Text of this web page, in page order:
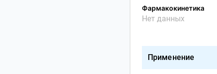
Фармакокинетика
Нет данных
Применение